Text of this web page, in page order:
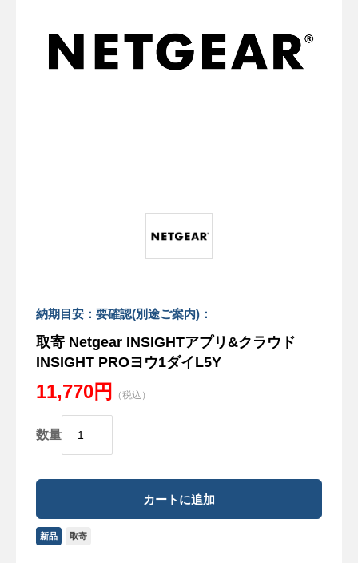
納期目安：要確認(別途ご案内)：
取寄 Netgear INSIGHTアプリ&クラウド
INSIGHT PROヨウ1ダイL5Y
11,770円 （税込）
数量
新品 取寄